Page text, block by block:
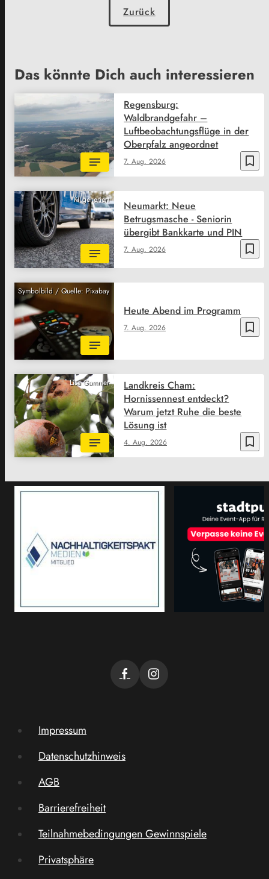
Zurück
Das könnte Dich auch interessieren
bookmark_border
7. Aug. 2026
Regensburg:
Waldbrandgefahr –
Luftbeobachtungsflüge in der
Oberpfalz angeordnet
KI generiert
bookmark_border
7. Aug. 2026
Neumarkt: Neue
Betrugsmasche - Seniorin
übergibt Bankkarte und PIN
Symbolbild / Quelle: Pixabay
bookmark_border
7. Aug. 2026
Heute Abend im Programm
Lisa Gammer
bookmark_border
4. Aug. 2026
Landkreis Cham:
Hornissennest entdeckt?
Warum jetzt Ruhe die beste
Lösung ist
Impressum
Datenschutzhinweis
AGB
Barrierefreiheit
Teilnahmebedingungen Gewinnspiele
Privatsphäre